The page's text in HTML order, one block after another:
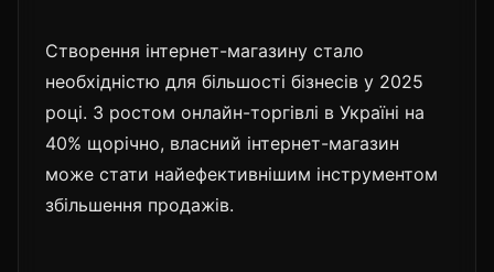
Створення інтернет-магазину стало
необхідністю для більшості бізнесів у 2025
році. З ростом онлайн-торгівлі в Україні на
40% щорічно, власний інтернет-магазин
може стати найефективнішим інструментом
збільшення продажів.